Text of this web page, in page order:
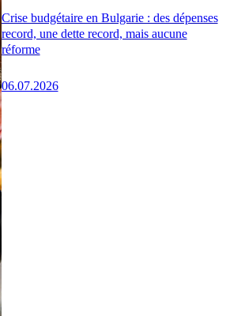
Crise budgétaire en Bulgarie : des dépenses
record, une dette record, mais aucune
réforme
06.07.2026